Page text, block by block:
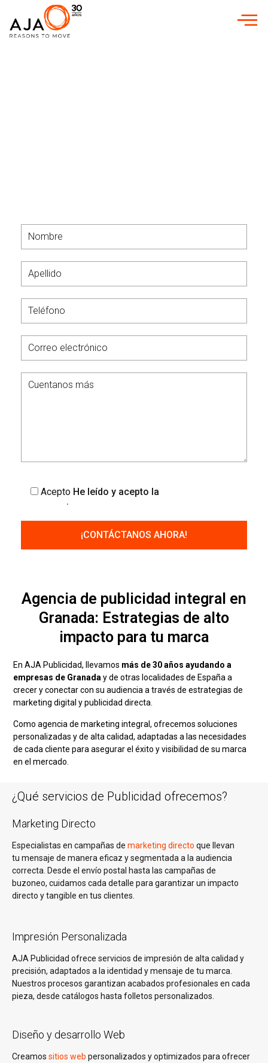
Acepto He leído y acepto la
.
Agencia de publicidad integral en
Granada: Estrategias de alto
impacto para tu marca
En AJA Publicidad, llevamos más de 30 años ayudando a
empresas de Granaday de otras localidades de España a
crecer y conectar con su audiencia a través de estrategias de
marketing digital y publicidad directa.
Como agencia de marketing integral, ofrecemos soluciones
personalizadas y de alta calidad, adaptadas a las necesidades
de cada cliente para asegurar el éxito y visibilidad de su marca
en el mercado.
¿Qué servicios de Publicidad ofrecemos?
Marketing Directo
Especialistas en campañas de marketing directo que llevan
tu mensaje de manera eficaz y segmentada a la audiencia
correcta. Desde el envío postal hasta las campañas de
buzoneo, cuidamos cada detalle para garantizar un impacto
directo y tangible en tus clientes.
Impresión Personalizada
AJA Publicidad ofrece servicios de impresión de alta calidad y
precisión, adaptados a la identidad y mensaje de tu marca.
Nuestros procesos garantizan acabados profesionales en cada
pieza, desde catálogos hasta folletos personalizados.
Diseño y desarrollo Web
Creamos sitios web personalizados y optimizados para ofrecer